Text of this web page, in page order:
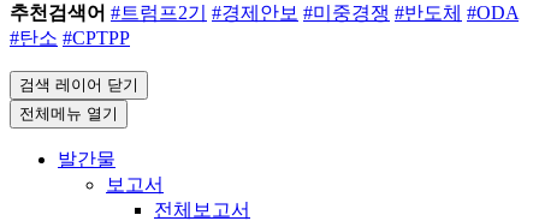
추천검색어 #트럼프2기 #경제안보 #미중경쟁 #반도체 #ODA
#탄소 #CPTPP
검색 레이어 닫기
전체메뉴 열기
발간물
보고서
전체보고서